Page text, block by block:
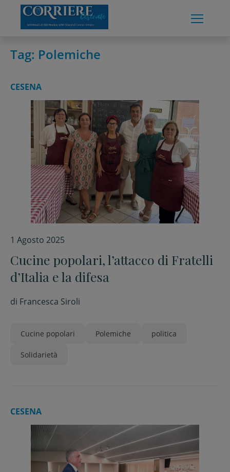
content
Tag: Polemiche
CESENA
1 Agosto 2025
Cucine popolari, l’attacco di Fratelli
d’Italia e la difesa
di Francesca Siroli
Cucine popolari Polemiche politica
Solidarietà
CESENA